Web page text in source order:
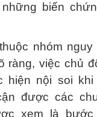
biến
nhóm
ràng, việc chủ
hiện nội soi
được các
xem là bước